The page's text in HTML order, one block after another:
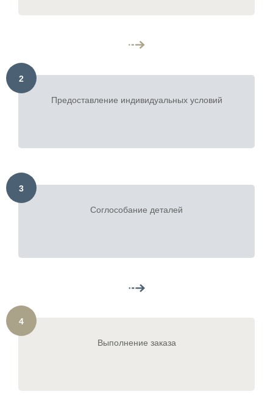
2
Предоставление индивидуальных условий
3
Соглособание деталей
4
Выполнение заказа